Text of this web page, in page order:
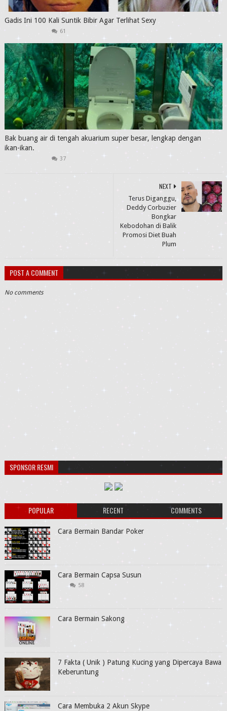
Gadis Ini 100 Kali Suntik Bibir Agar Terlihat Sexy
61
Bak buang air di tengah akuarium super besar, lengkap dengan
ikan-ikan.
37
NEXT
Terus Diganggu,
Deddy Corbuzier
Bongkar
Kebodohan di Balik
Promosi Diet Buah
Plum
POST A COMMENT
No comments
SPONSOR RESMI
POPULAR RECENT COMMENTS
Cara Bermain Bandar Poker
Cara Bermain Capsa Susun
58
Cara Bermain Sakong
7 Fakta ( Unik ) Patung Kucing yang Dipercaya Bawa
Keberuntung
Cara Membuka 2 Akun Skype